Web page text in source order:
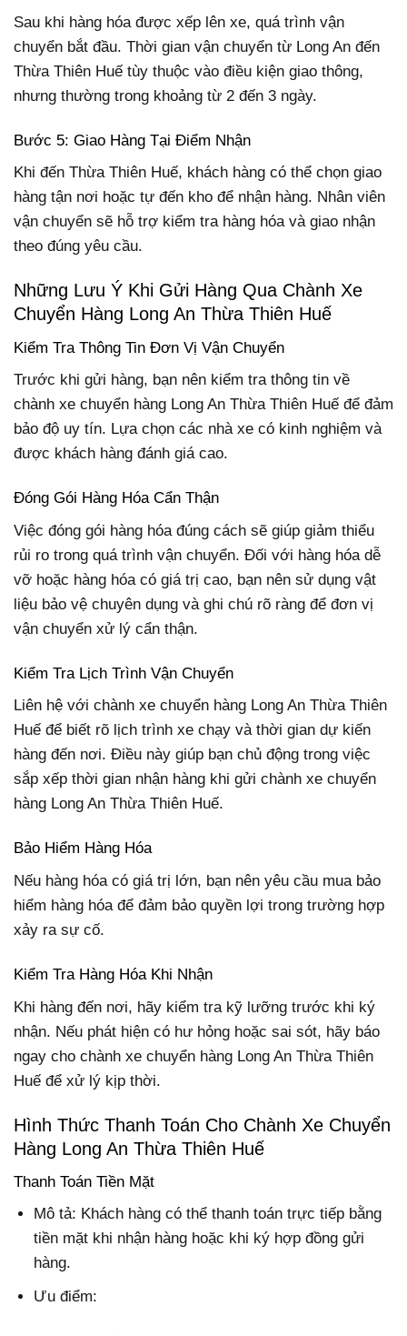
Sau khi hàng hóa được xếp lên xe, quá trình vận
chuyển bắt đầu. Thời gian vận chuyển từ Long An đến
Thừa Thiên Huế tùy thuộc vào điều kiện giao thông,
nhưng thường trong khoảng từ 2 đến 3 ngày.
Bước 5: Giao Hàng Tại Điểm Nhận
Khi đến Thừa Thiên Huế, khách hàng có thể chọn giao
hàng tận nơi hoặc tự đến kho để nhận hàng. Nhân viên
vận chuyển sẽ hỗ trợ kiểm tra hàng hóa và giao nhận
theo đúng yêu cầu.
Những Lưu Ý Khi Gửi Hàng Qua Chành Xe
Chuyển Hàng Long An Thừa Thiên Huế
Kiểm Tra Thông Tin Đơn Vị Vận Chuyển
Trước khi gửi hàng, bạn nên kiểm tra thông tin về
chành xe chuyển hàng Long An Thừa Thiên Huế để đảm
bảo độ uy tín. Lựa chọn các nhà xe có kinh nghiệm và
được khách hàng đánh giá cao.
Đóng Gói Hàng Hóa Cẩn Thận
Việc đóng gói hàng hóa đúng cách sẽ giúp giảm thiểu
rủi ro trong quá trình vận chuyển. Đối với hàng hóa dễ
vỡ hoặc hàng hóa có giá trị cao, bạn nên sử dụng vật
liệu bảo vệ chuyên dụng và ghi chú rõ ràng để đơn vị
vận chuyển xử lý cẩn thận.
Kiểm Tra Lịch Trình Vận Chuyển
Liên hệ với chành xe chuyển hàng Long An Thừa Thiên
Huế để biết rõ lịch trình xe chạy và thời gian dự kiến
hàng đến nơi. Điều này giúp bạn chủ động trong việc
sắp xếp thời gian nhận hàng khi gửi chành xe chuyển
hàng Long An Thừa Thiên Huế.
Bảo Hiểm Hàng Hóa
Nếu hàng hóa có giá trị lớn, bạn nên yêu cầu mua bảo
hiểm hàng hóa để đảm bảo quyền lợi trong trường hợp
xảy ra sự cố.
Kiểm Tra Hàng Hóa Khi Nhận
Khi hàng đến nơi, hãy kiểm tra kỹ lưỡng trước khi ký
nhận. Nếu phát hiện có hư hỏng hoặc sai sót, hãy báo
ngay cho chành xe chuyển hàng Long An Thừa Thiên
Huế để xử lý kịp thời.
Hình Thức Thanh Toán Cho Chành Xe Chuyển
Hàng Long An Thừa Thiên Huế
Thanh Toán Tiền Mặt
Mô tả: Khách hàng có thể thanh toán trực tiếp bằng
tiền mặt khi nhận hàng hoặc khi ký hợp đồng gửi
hàng.
Ưu điểm: